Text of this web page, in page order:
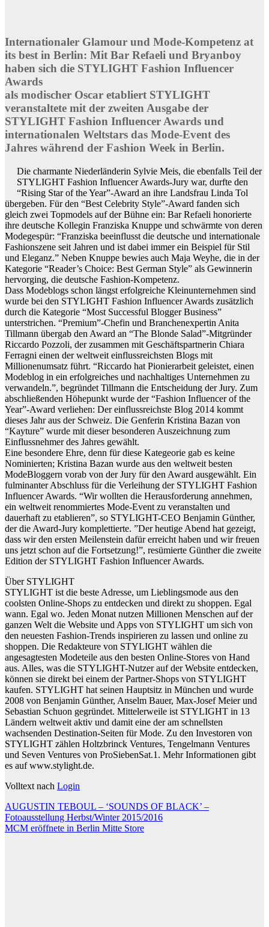
Internationaler Glamour und Mode-Kompetenz at
its best in Berlin: Mit Bar Refaeli und Bryanboy
haben sich die STYLIGHT Fashion Influencer
Awards
als modischer Oscar etabliert STYLIGHT
veranstaltete mit der zweiten Ausgabe der
STYLIGHT Fashion Influencer Awards und
internationalen Weltstars das Mode-Event des
Jahres während der Fashion Week in Berlin.
Die charmante Niederländerin Sylvie Meis, die ebenfalls Teil der
STYLIGHT Fashion Influencer Awards-Jury war, durfte den
“Rising Star of the Year”-Award an ihre Landsfrau Linda Tol
übergeben. Für den “Best Celebrity Style”-Award fanden sich
gleich zwei Topmodels auf der Bühne ein: Bar Refaeli honorierte
ihre deutsche Kollegin Franziska Knuppe und schwärmte von deren
Modegespür: “Franziska beeinflusst die deutsche und internationale
Fashionszene seit Jahren und ist dabei immer ein Beispiel für Stil
und Eleganz.” Neben Knuppe bewies auch Maja Weyhe, die in der
Kategorie “Reader’s Choice: Best German Style” als Gewinnerin
hervorging, die deutsche Fashion-Kompetenz.
Dass Modeblogs schon längst erfolgreiche Kleinunternehmen sind
wurde bei den STYLIGHT Fashion Influencer Awards zusätzlich
durch die Kategorie “Most Successful Blogger Business”
unterstrichen. “Premium”-Chefin und Branchenexpertin Anita
Tillmann übergab den Award an “The Blonde Salad”-Mitgründer
Riccardo Pozzoli, der zusammen mit Geschäftspartnerin Chiara
Ferragni einen der weltweit einflussreichsten Blogs mit
Millionenumsatz führt. “Riccardo hat Pionierarbeit geleistet, einen
Modeblog in ein erfolgreiches und nachhaltiges Unternehmen zu
verwandeln.”, begründet Tillmann die Entscheidung der Jury. Zum
abschließenden Höhepunkt wurde der “Fashion Influencer of the
Year”-Award verliehen: Der einflussreichste Blog 2014 kommt
dieses Jahr aus der Schweiz. Die Genferin Kristina Bazan von
“Kayture” wurde mit dieser besonderen Auszeichnung zum
Einflussnehmer des Jahres gewählt.
Eine besondere Ehre, denn für diese Kategeorie gab es keine
Nominierten; Kristina Bazan wurde aus den weltweit besten
ModeBloggern vorab von der Jury für den Award ausgewählt. Ein
fulminanter Abschluss für die Verleihung der STYLIGHT Fashion
Influencer Awards. “Wir wollten die Herausforderung annehmen,
ein weltweit renommiertes Mode-Event zu veranstalten und
dauerhaft zu etablieren”, so STYLIGHT-CEO Benjamin Günther,
der die Award-Jury komplettierte. ”Der heutige Abend hat gezeigt,
dass wir den ersten Meilenstein dafür erreicht haben und wir freuen
uns jetzt schon auf die Fortsetzung!”, resümierte Günther die zweite
Edition der STYLIGHT Fashion Influencer Awards.
Über STYLIGHT
STYLIGHT ist die beste Adresse, um Lieblingsmode aus den
coolsten Online-Shops zu entdecken und direkt zu shoppen. Egal
wann. Egal wo. Jeden Monat nutzen Millionen Menschen auf der
ganzen Welt die Website und Apps von STYLIGHT um sich von
den neuesten Fashion-Trends inspirieren zu lassen und online zu
shoppen. Die Redakteure von STYLIGHT wählen die
angesagtesten Modeteile aus den besten Online-Stores von Hand
aus. Alles, was die STYLIGHT-Nutzer auf der Website entdecken,
können sie direkt bei einem der Partner-Shops von STYLIGHT
kaufen. STYLIGHT hat seinen Hauptsitz in München und wurde
2008 von Benjamin Günther, Anselm Bauer, Max-Josef Meier und
Sebastian Schuon gegründet. Mittelerweile ist STYLIGHT in 13
Ländern weltweit aktiv und damit eine der am schnellsten
wachsenden Destination-Seiten für Mode. Zu den Investoren von
STYLIGHT zählen Holtzbrinck Ventures, Tengelmann Ventures
und Seven Ventures von ProSiebenSat.1. Mehr Informationen gibt
es auf www.stylight.de.
Volltext nach Login
Beitragsnavigation
AUGUSTIN TEBOUL – ‘SOUNDS OF BLACK’ –
Fotoausstellung Herbst/Winter 2015/2016
MCM eröffnete in Berlin Mitte Store